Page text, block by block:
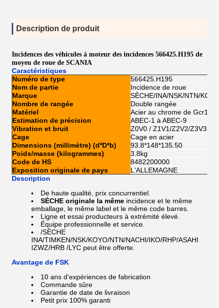
Description de produit
Incidences des véhicules à moteur des incidences 566425.H195 de
moyeu de roue de SCANIA
Caractéristiques
Numéro de type
566425.H195
Nom de partie
Incidence de roue
Marque
SÈCHE/INA/NSK/NTN/
Nombre de rangée
Double rangée
Matériel
Acier au chrome de Gcr15
Estimation de précision
ABEC-1 à ABEC-9
Vibration et bruit
Z0V0 / Z1V1/Z2V2/Z3V3
Cage
Cage en acier
Dimensions (millimètre) (d*D*b)
93.8*148*135.50
Poids/masse (kilogrammes)
3.8kg
Code de HS
8482200000
Exposition originale de pays
L'ALLEMAGNE
Description
De haute qualité, prix concurrentiel.
SÈCHE originale la même incidence et le même
emballage, le même label et le même code barres.
Ligne et essai producteurs à extrémité élevé.
Équipe professionnelle et service.
/SÈCHE
INA/TIMKEN/NSK/KOYO/NTN/NACHI/IKO/RHP/ASAHI
IZWZ/HRB /LYC peut être offerte.
Avantage de FSK
10 ans d'expériences de fabrication
Commande sûre
Garantie de date de livraison
Petit prix 100% garanti